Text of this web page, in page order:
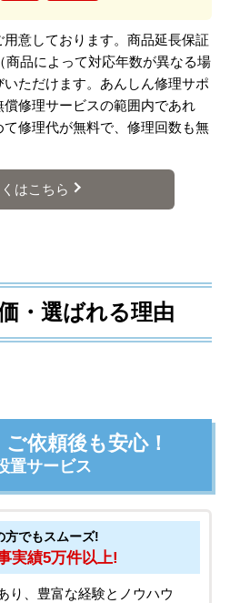
意しております。商品延長保証
商品によって対応年数が異なる場
ただけます。あんしん修理サポ
修理サービスの範囲内であれ
修理代が無料で、修理回数も無
はこちら
・選ばれる理由
依頼後も安心！
置サービス
方でもスムーズ!
実績5万件以上!
り、豊富な経験とノウハウ